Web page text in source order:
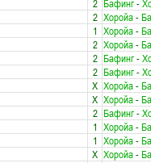
2 Бафинг-
2 Хоройа-
1 Хоройа-
2 Хоройа-
2 Бафинг-
2 Бафинг-
X Хоройа-
X Хоройа-
2 Бафинг-
1 Хоройа-
1 Хоройа-
X Хоройа-